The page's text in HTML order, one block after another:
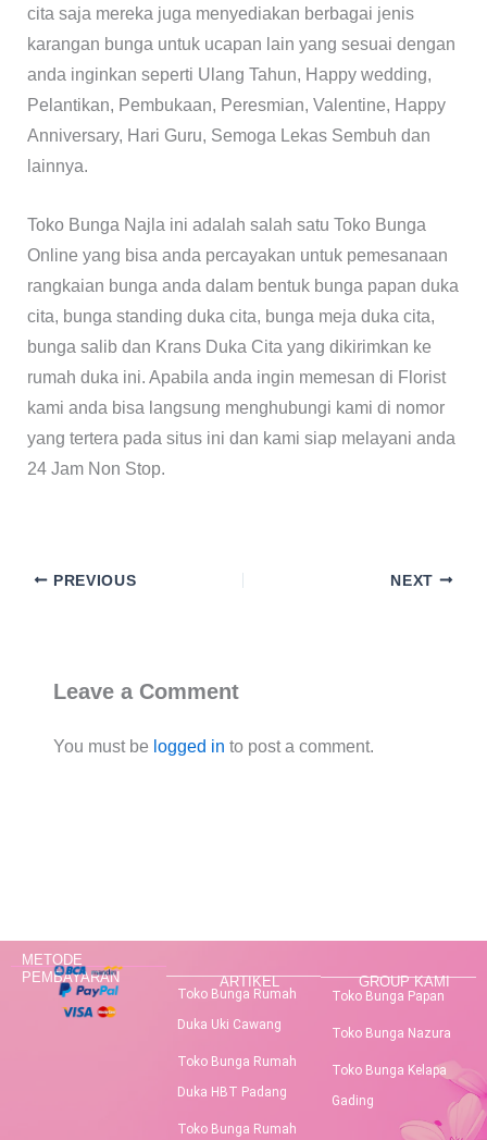
cita saja mereka juga menyediakan berbagai jenis
karangan bunga untuk ucapan lain yang sesuai dengan
anda inginkan seperti Ulang Tahun, Happy wedding,
Pelantikan, Pembukaan, Peresmian, Valentine, Happy
Anniversary, Hari Guru, Semoga Lekas Sembuh dan
lainnya.
Toko Bunga Najla ini adalah salah satu Toko Bunga
Online yang bisa anda percayakan untuk pemesanaan
rangkaian bunga anda dalam bentuk bunga papan duka
cita, bunga standing duka cita, bunga meja duka cita,
bunga salib dan Krans Duka Cita yang dikirimkan ke
rumah duka ini. Apabila anda ingin memesan di Florist
kami anda bisa langsung menghubungi kami di nomor
yang tertera pada situs ini dan kami siap melayani anda
24 Jam Non Stop.
PREVIOUS NEXT
Leave a Comment
You must be logged in to post a comment.
METODE
PEMBAYARAN
ARTIKEL
Toko Bunga Rumah
Duka Uki Cawang
Toko Bunga Rumah
Duka HBT Padang
Toko Bunga Rumah
GROUP KAMI
Toko Bunga Papan
Toko Bunga Nazura
Toko Bunga Kelapa
Gading